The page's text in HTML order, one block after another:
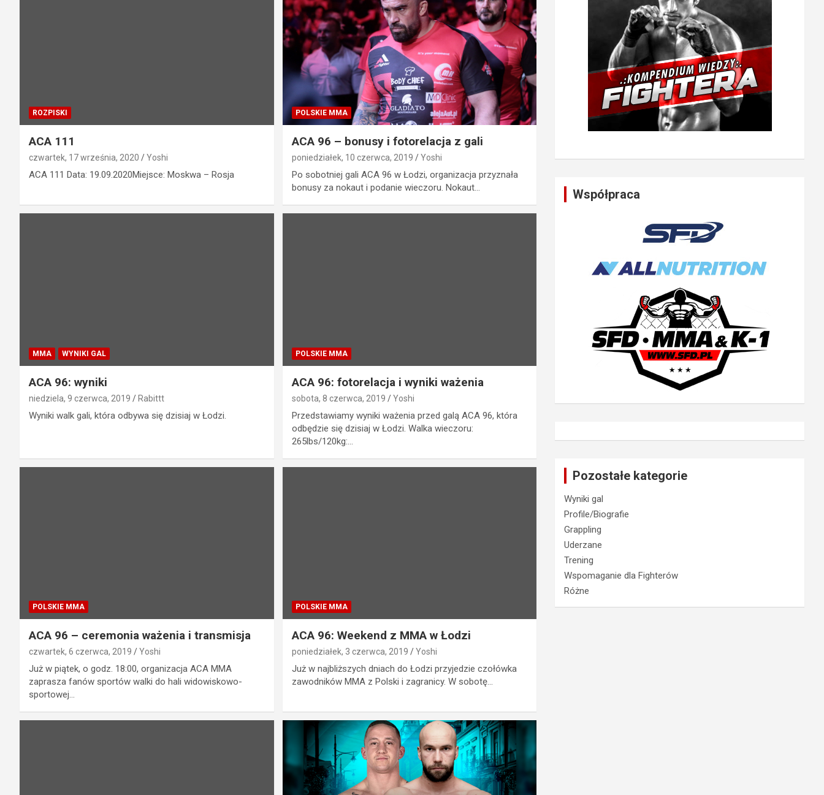
ROZPISKI
ACA 111
czwartek, 17 września, 2020 Yoshi
ACA 111 Data: 19.09.2020Miejsce: Moskwa – Rosja
POLSKIE MMA
ACA 96 – bonusy i fotorelacja z gali
poniedziałek, 10 czerwca, 2019 Yoshi
Po sobotniej gali ACA 96 w Łodzi, organizacja przyznała
bonusy za nokaut i podanie wieczoru. Nokaut…
MMA WYNIKI GAL
ACA 96: wyniki
niedziela, 9 czerwca, 2019 Rabittt
Wyniki walk gali, która odbywa się dzisiaj w Łodzi.
POLSKIE MMA
ACA 96: fotorelacja i wyniki ważenia
sobota, 8 czerwca, 2019 Yoshi
Przedstawiamy wyniki ważenia przed galą ACA 96, która
odbędzie się dzisiaj w Łodzi. Walka wieczoru:
265lbs/120kg:…
POLSKIE MMA
ACA 96 – ceremonia ważenia i transmisja
czwartek, 6 czerwca, 2019 Yoshi
Już w piątek, o godz. 18:00, organizacja ACA MMA
zaprasza fanów sportów walki do hali widowiskowo-
sportowej…
POLSKIE MMA
ACA 96: Weekend z MMA w Łodzi
poniedziałek, 3 czerwca, 2019 Yoshi
Już w najbliższych dniach do Łodzi przyjedzie czołówka
zawodników MMA z Polski i zagranicy. W sobotę…
Współpraca
Pozostałe kategorie
Wyniki gal
Profile/Biografie
Grappling
Uderzane
Trening
Wspomaganie dla Fighterów
Różne